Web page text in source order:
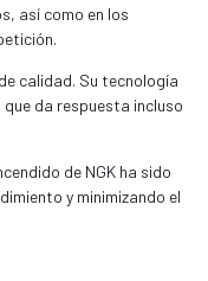
así como en los
calidad. Su tecnología
da respuesta incluso
de NGK ha sido
y minimizando el